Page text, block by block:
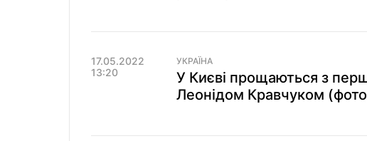
17.05.2022
13:20
УКРАЇНА
У Києві прощаються з
Леонідом Кравчуком